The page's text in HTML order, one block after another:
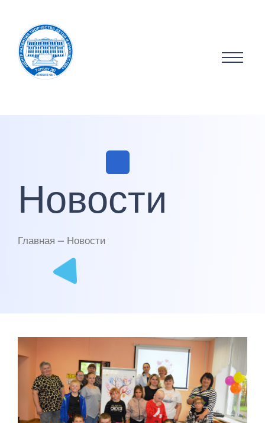
Новости
Главная — Новости